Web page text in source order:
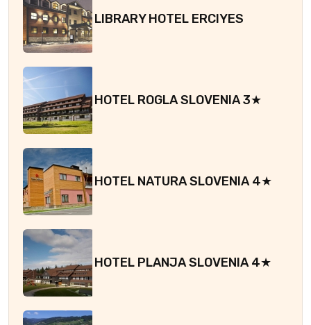
LIBRARY HOTEL ERCIYES
HOTEL ROGLA SLOVENIA 3★
HOTEL NATURA SLOVENIA 4★
HOTEL PLANJA SLOVENIA 4★